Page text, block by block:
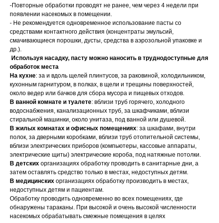
-Повторные обработки проводят не ранее, чем через 4 недели при
появлении насекомых в помещении.
- Не рекомендуется одновременное использование пасты со
средствами контактного действия (концентраты эмульсий,
смачивающиеся порошки, дусты, средства в аэрозольной упаковке и
др.).
Используя насадку, пасту можно наносить в труднодоступные для
обработок места
На кухне: за и вдоль щелей плинтусов, за раковиной, холодильником,
кухонным гарнитуром, в полках, в щели и трещины поверхностей,
около ведер или бачков для сбора мусора и пищевых отходов.
В ванной комнате и туалете: вблизи труб горячего, холодного
водоснабжения, канализационных труб, за шкафчиками, вблизи
стиральной машинки, около унитаза, под ванной или душевой.
В жилых комнатах и офисных помещениях: за шкафами, внутри
полок, за дверными коробками, вблизи труб отопительной системы,
вблизи электрических приборов (компьютеры, кассовые аппараты,
электрические щиты) электрические короба, под натяжные потолки.
В детских организациях обработку проводить в санитарные дни, а
затем оставлять средство только в местах, недоступных детям.
В медицинских организациях обработку производить в местах,
недоступных детям и пациентам.
Обработку проводить одновременно во всех помещениях, где
обнаружены тараканы. При высокой и очень высокой численности
насекомых обрабатывать смежные помещения в целях